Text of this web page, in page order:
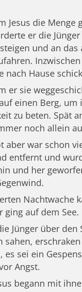
Jesus die Menge
er die
und an das
nach Hause
er sie
einen Berg, um
zu beten. Spät
noch allein
aber war schon
entfernt und
und her
Nachtwache
ging auf dem See.
Jünger über den
sahen,
es sei ein
Angst.
begann mit